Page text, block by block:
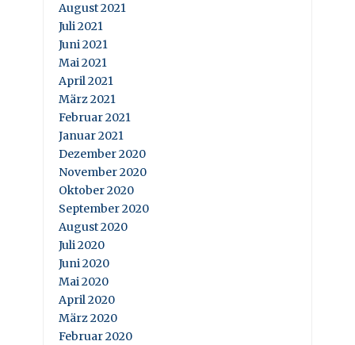
August 2021
Juli 2021
Juni 2021
Mai 2021
April 2021
März 2021
Februar 2021
Januar 2021
Dezember 2020
November 2020
Oktober 2020
September 2020
August 2020
Juli 2020
Juni 2020
Mai 2020
April 2020
März 2020
Februar 2020